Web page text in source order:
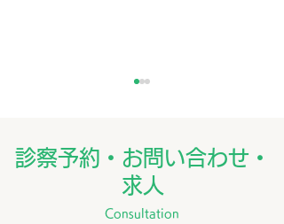
診察予約・お問い合わせ・
求人
Consultation